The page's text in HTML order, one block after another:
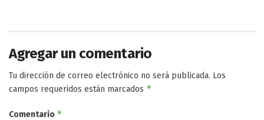
Agregar un comentario
Tu dirección de correo electrónico no será publicada. Los
campos requeridos están marcados *
Comentario *